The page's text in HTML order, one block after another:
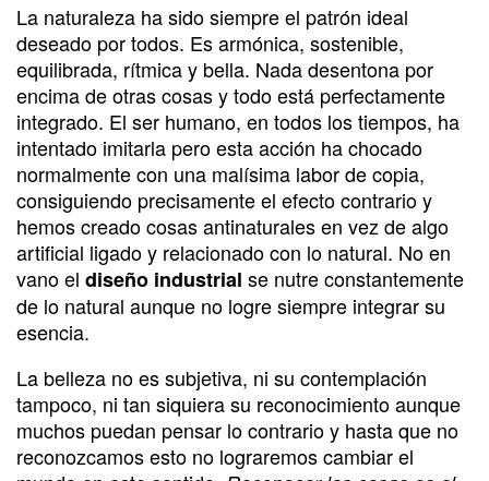
La naturaleza ha sido siempre el patrón ideal
deseado por todos. Es armónica, sostenible,
equilibrada, rítmica y bella. Nada desentona por
encima de otras cosas y todo está perfectamente
integrado. El ser humano, en todos los tiempos, ha
intentado imitarla pero esta acción ha chocado
normalmente con una malísima labor de copia,
consiguiendo precisamente el efecto contrario y
hemos creado cosas antinaturales en vez de algo
artificial ligado y relacionado con lo natural. No en
vano el diseño industrial se nutre constantemente
de lo natural aunque no logre siempre integrar su
esencia.
La belleza no es subjetiva, ni su contemplación
tampoco, ni tan siquiera su reconocimiento aunque
muchos puedan pensar lo contrario y hasta que no
reconozcamos esto no lograremos cambiar el